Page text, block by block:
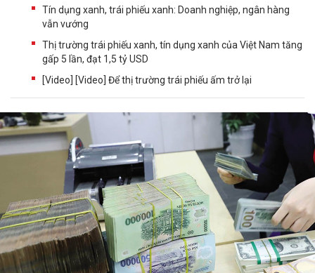
Tín dụng xanh, trái phiếu xanh: Doanh nghiệp, ngân hàng
vẫn vướng
Thị trường trái phiếu xanh, tín dụng xanh của Việt Nam tăng
gấp 5 lần, đạt 1,5 tỷ USD
[Video] [Video] Để thị trường trái phiếu ấm trở lại